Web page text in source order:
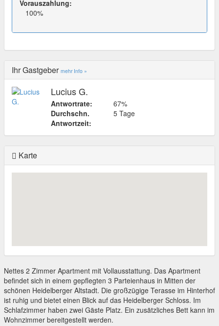
Vorauszahlung:
100%
Ihr Gastgeber mehr Info »
Lucius G.
Antwortrate:
67%
Durchschn.
Antwortzeit:
5 Tage
Karte
Nettes 2 Zimmer Apartment mit Vollausstattung. Das Apartment
befindet sich in einem gepflegten 3 Parteienhaus in Mitten der
schönen Heidelberger Altstadt. Die großzügige Terasse im Hinterhof
ist ruhig und bietet einen Blick auf das Heidelberger Schloss. Im
Schlafzimmer haben zwei Gäste Platz. Ein zusätzliches Bett kann im
Wohnzimmer bereitgestellt werden.